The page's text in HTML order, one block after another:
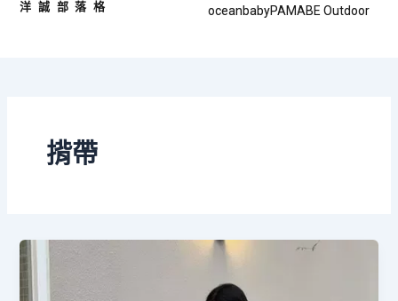
洋誠部落格 oceanbabyPAMABE Outdoor
揹帶